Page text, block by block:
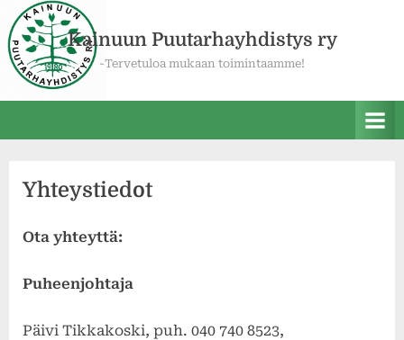
Skip
to
content
Kainuun Puutarhayhdistys ry
-Tervetuloa mukaan toimintaamme!
Yhteystiedot
Ota yhteyttä:
Puheenjohtaja
Päivi Tikkakoski, puh. 040 740 8523,